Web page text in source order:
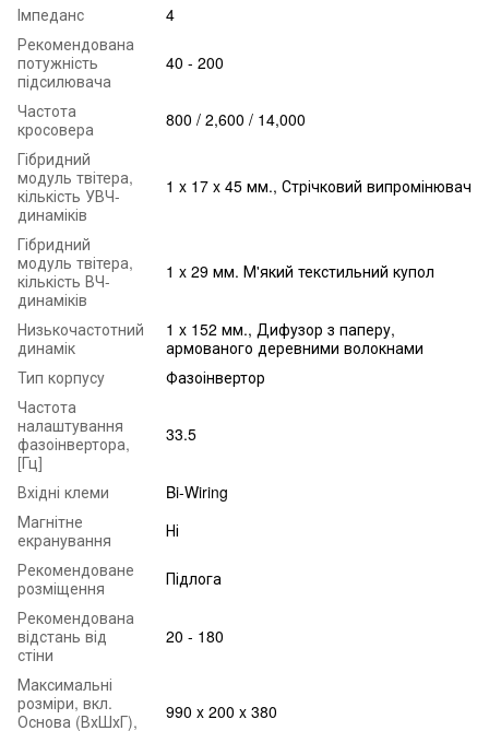
Імпеданс
4
Рекомендована
потужність
підсилювача
40 - 200
Частота
кросовера
800 / 2,600 / 14,000
Гібридний
модуль твітера,
кількість УВЧ-
динаміків
1 x 17 x 45 мм., Стрічковий випромінювач
Гібридний
модуль твітера,
кількість ВЧ-
динаміків
1 x 29 мм. М'який текстильний купол
Низькочастотний
динамік
1 x 152 мм., Дифузор з паперу,
армованого деревними волокнами
Тип корпусу
Фазоінвертор
Частота
налаштування
фазоінвертора,
[Гц]
33.5
Вхідні клеми
Bi-Wiring
Магнітне
екранування
Ні
Рекомендоване
розміщення
Підлога
Рекомендована
відстань від
стіни
20 - 180
Максимальні
розміри, вкл.
Основа (ВхШхГ),
990 x 200 x 380